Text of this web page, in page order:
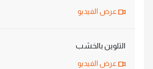
عرض الفيديو
التلوين بالخشب
عرض الفيديو